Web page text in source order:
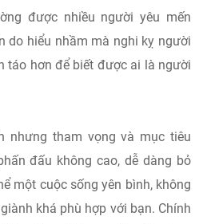
được nhiều người yêu mến
do hiểu nhầm mà nghi kỵ người
táo hơn để biết được ai là người
nhưng tham vọng và mục tiêu
đấu không cao, dễ dàng bỏ
một cuộc sống yên bình, không
khá phù hợp với bạn. Chính